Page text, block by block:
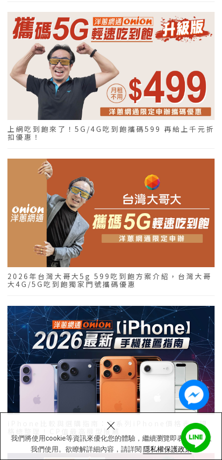
我們將使用cookie等資訊來優化您的體驗，繼續瀏覽即表示您同意
我們使用。欲瞭解詳細內容，請詳閱 隱私權保護政策
×
上網吃到飽來了！5G/4G吃到飽攜碼599 再給上千元折
扣優惠！
2026年台灣大哥大5g 599吃到飽方案介紹，台灣大哥
大4G/5G吃到飽獨家門號攜碼優惠
iPhone比較與選購指南：全系列iPhone價格表、規
格總整理！CP值最高機型推薦